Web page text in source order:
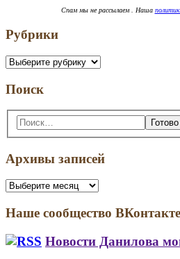
Спам мы не рассылаем . Наша
Рубрики
Рубрики
Поиск
Поиск:
Архивы записей
Архивы
Наше сообщество ВКонтакте
Новости Данилова